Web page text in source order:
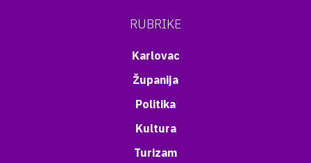
RUBRIKE
Karlovac
Županija
Politika
Kultura
Turizam